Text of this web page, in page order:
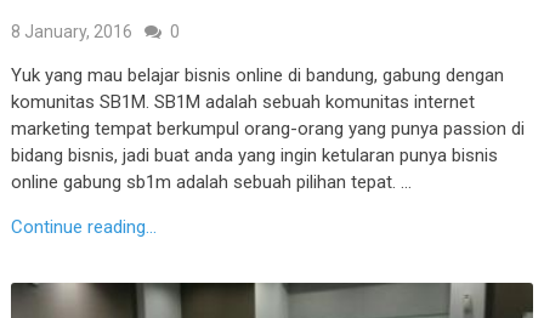
8 January, 2016 0
Yuk yang mau belajar bisnis online di bandung, gabung dengan
komunitas SB1M. SB1M adalah sebuah komunitas internet
marketing tempat berkumpul orang-orang yang punya passion di
bidang bisnis, jadi buat anda yang ingin ketularan punya bisnis
online gabung sb1m adalah sebuah pilihan tepat. …
Continue reading...